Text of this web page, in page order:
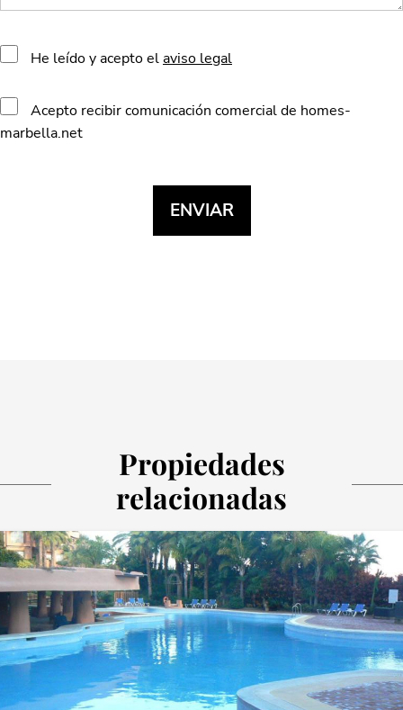
He leído y acepto elaviso legal
Acepto recibir comunicación comercial de homes-
marbella.net
Propiedades
relacionadas